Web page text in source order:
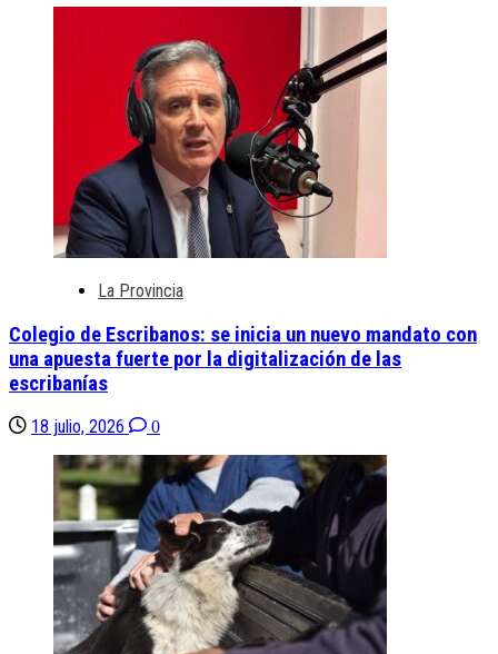
La Provincia
Colegio de Escribanos: se inicia un nuevo mandato con
una apuesta fuerte por la digitalización de las
escribanías
18 julio, 2026 0